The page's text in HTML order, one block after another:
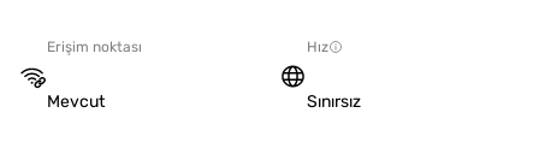
Erişim noktası
Mevcut
Hız
Sınırsız